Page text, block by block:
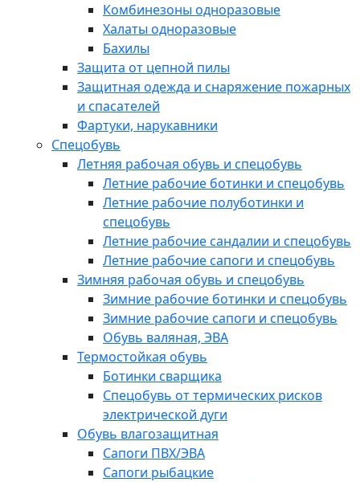
Комбинезоны одноразовые
Халаты одноразовые
Бахилы
Защита от цепной пилы
Защитная одежда и снаряжение пожарных
и спасателей
Фартуки, нарукавники
Спецобувь
Летняя рабочая обувь и спецобувь
Летние рабочие ботинки и спецобувь
Летние рабочие полуботинки и
спецобувь
Летние рабочие сандалии и спецобувь
Летние рабочие сапоги и спецобувь
Зимняя рабочая обувь и спецобувь
Зимние рабочие ботинки и спецобувь
Зимние рабочие сапоги и спецобувь
Обувь валяная, ЭВА
Термостойкая обувь
Ботинки сварщика
Спецобувь от термических рисков
электрической дуги
Обувь влагозащитная
Сапоги ПВХ/ЭВА
Сапоги рыбацкие